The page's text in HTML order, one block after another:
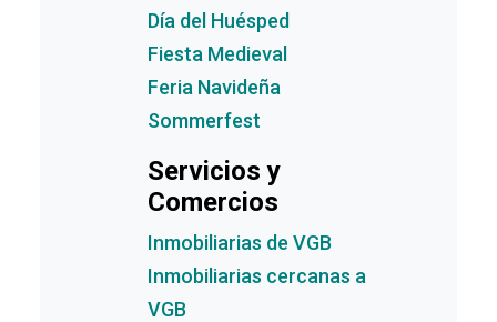
Día del Huésped
Fiesta Medieval
Feria Navideña
Sommerfest
Servicios y
Comercios
Inmobiliarias de VGB
Inmobiliarias cercanas a
VGB